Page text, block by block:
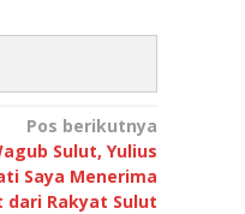
Pos berikutnya
Sulut, Yulius
Saya Menerima
dari Rakyat Sulut